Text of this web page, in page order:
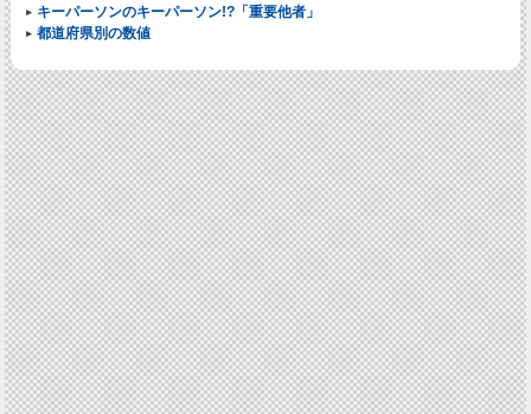
キーパーソンのキーパーソン!?「重要他者」
都道府県別の数値